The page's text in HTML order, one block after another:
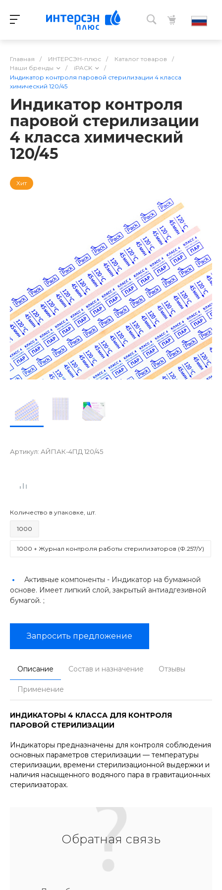
Главная / ИНТЕРСЭН-плюс / Каталог товаров
/
Наши бренды
/ iPACK
/
Индикатор контроля паровой стерилизации 4 класса
химический 120/45
Индикатор контроля
паровой стерилизации
4 класса химический
120/45
Хит
Артикул: АЙПАК-4ПД 120/45
Количество в упаковке, шт.
1000
1000 + Журнал контроля работы стерилизаторов (Ф.257/У)
Активные компоненты - Индикатор на бумажной
основе. Имеет липкий слой, закрытый антиадгезивной
бумагой. ;
Запросить предложение
Описание Состав и назначение Отзывы
Применение
ИНДИКАТОРЫ 4 КЛАССА ДЛЯ КОНТРОЛЯ
ПАРОВОЙ СТЕРИЛИЗАЦИИ
Индикаторы предназначены для контроля соблюдения
основных параметров стерилизации — температуры
стерилизации, времени стерилизационной выдержки и
наличия насыщенного водяного пара в гравитационных
стерилизаторах.
Обратная связь